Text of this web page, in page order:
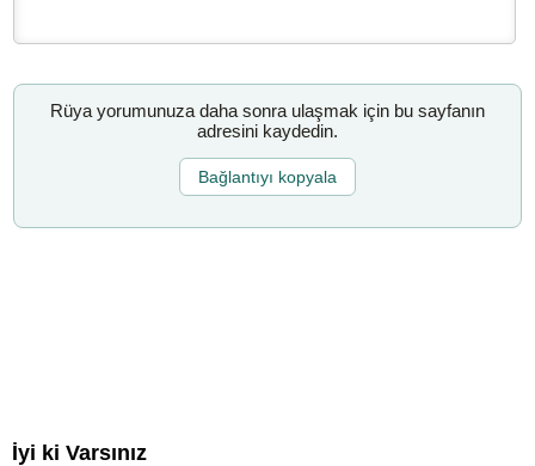
Rüya yorumunuza daha sonra ulaşmak için bu sayfanın
adresini kaydedin.
Bağlantıyı kopyala
İyi ki Varsınız